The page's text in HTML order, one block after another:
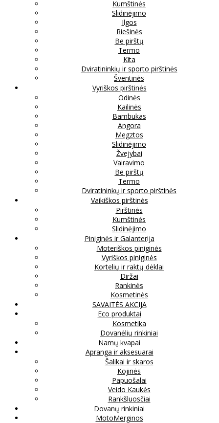
Kumštinės
Slidinėjimo
Ilgos
Riešinės
Be pirštų
Termo
Kita
Dviratininkių ir sporto pirštinės
Šventinės
Vyriškos pirštinės
Odinės
Kailinės
Bambukas
Angora
Megztos
Slidinėjimo
Žvejybai
Vairavimo
Be pirštų
Termo
Dviratininkų ir sporto pirštinės
Vaikiškos pirštinės
Pirštinės
Kumštinės
Slidinėjimo
Piniginės ir Galanterija
Moteriškos piniginės
Vyriškos piniginės
Kortelių ir raktų dėklai
Diržai
Rankinės
Kosmetinės
SAVAITĖS AKCIJA
Eco produktai
Kosmetika
Dovanėlių rinkiniai
Namų kvapai
Apranga ir aksesuarai
Šalikai ir skaros
Kojinės
Papuošalai
Veido Kaukės
Rankšluosčiai
Dovanų rinkiniai
MotoMerginos